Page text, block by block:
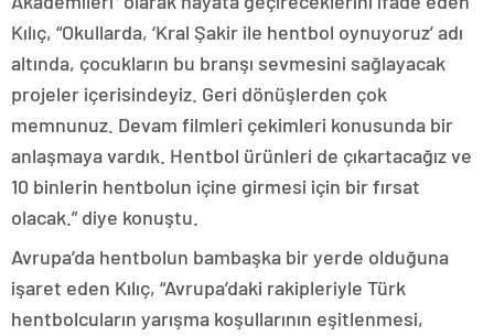
Kılıç, “Okullarda, ‘Kral Şakir ile hentbol oynuyoruz’ adı
altında, çocukların bu branşı sevmesini sağlayacak
projeler içerisindeyiz. Geri dönüşlerden çok
memnunuz. Devam filmleri çekimleri konusunda bir
anlaşmaya vardık. Hentbol ürünleri de çıkartacağız ve
10 binlerin hentbolun içine girmesi için bir fırsat
olacak.” diye konuştu.
Avrupa’da hentbolun bambaşka bir yerde olduğuna
işaret eden Kılıç, “Avrupa’daki rakipleriyle Türk
hentbolcuların yarışma koşullarının eşitlenmesi,